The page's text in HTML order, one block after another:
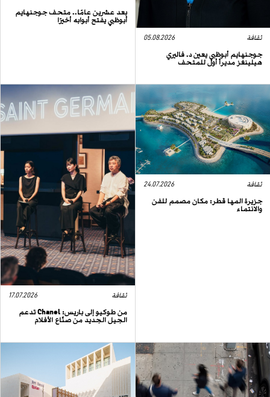
ثقافة 05.08.2026
جوجنهايم أبوظبي يعين د. فاليري
هيلينغز مديراً أول للمتحف
بعد عشرين عامًا.. متحف جوجنهايم
أبوظبي يفتح أبوابه أخيرًا
ثقافة 24.07.2026
جزيرة المها قطر: مكان مصمم للفن
والانتماء
ثقافة 17.07.2026
من طوكيو إلى باريس: Chanel تدعم
الجيل الجديد من صنّاع الأفلام